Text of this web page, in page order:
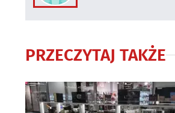
PRZECZYTAJ TAKŻE